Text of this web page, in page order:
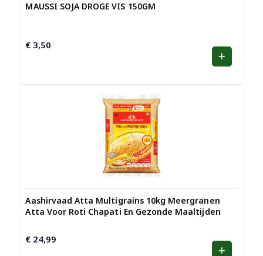
MAUSSI SOJA DROGE VIS 150GM
€ 3,50
Aashirvaad Atta Multigrains 10kg Meergranen
Atta Voor Roti Chapati En Gezonde Maaltijden
€ 24,99